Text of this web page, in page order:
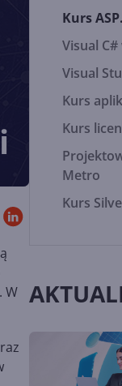
W
Kurs
Visual
Visual
Kurs
Kurs
Metro
Kurs